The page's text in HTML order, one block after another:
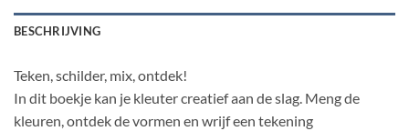
BESCHRIJVING
Teken, schilder, mix, ontdek!
In dit boekje kan je kleuter creatief aan de slag. Meng de
kleuren, ontdek de vormen en wrijf een tekening